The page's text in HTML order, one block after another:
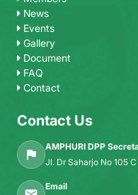
News
Events
Gallery
Document
FAQ
Contact
Contact Us
AMPHURI DPP
Jl. Dr Saharjo No 105
Email